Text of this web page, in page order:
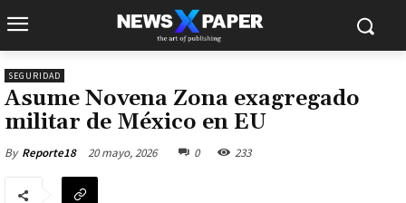
SEGURIDAD
Asume Novena Zona exagregado
militar de México en EU
By Reporte18 20 mayo, 2026 0 233